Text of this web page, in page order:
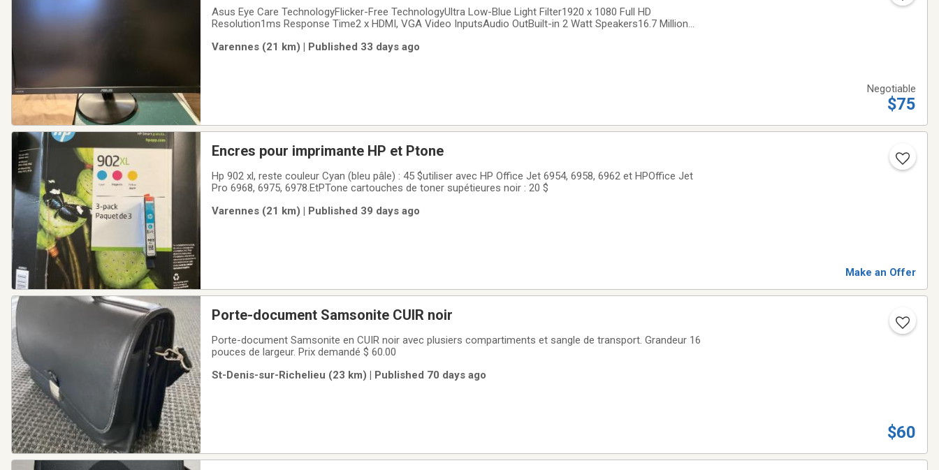
Asus Eye Care TechnologyFlicker-Free TechnologyUltra Low-Blue Light Filter1920 x 1080 Full HD
Resolution1ms Response Time2 x HDMI, VGA Video InputsAudio OutBuilt-in 2 Watt Speakers16.7 Million
Varennes (21 km) | Published 33 days ago
Negotiable
$75
Encres pour imprimante HP et Ptone
Hp 902 xl, reste couleur Cyan (bleu pâle) : 45 $utiliser avec HP Office Jet 6954, 6958, 6962 et HPOffice Jet
Pro 6968, 6975, 6978.EtPTone cartouches de toner supétieures noir : 20 $
Varennes (21 km) | Published 39 days ago
Make an Offer
Porte-document Samsonite CUIR noir
Porte-document Samsonite en CUIR noir avec plusiers compartiments et sangle de transport. Grandeur 16
pouces de largeur. Prix demandé $ 60.00
St-Denis-sur-Richelieu (23 km) | Published 70 days ago
$60